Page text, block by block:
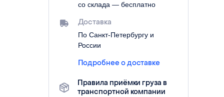
со склада — бесплатно
Доставка
По Санкт-Петербургу и
России
Подробнее о доставке
Правила приёмки груза в
транспортной компании